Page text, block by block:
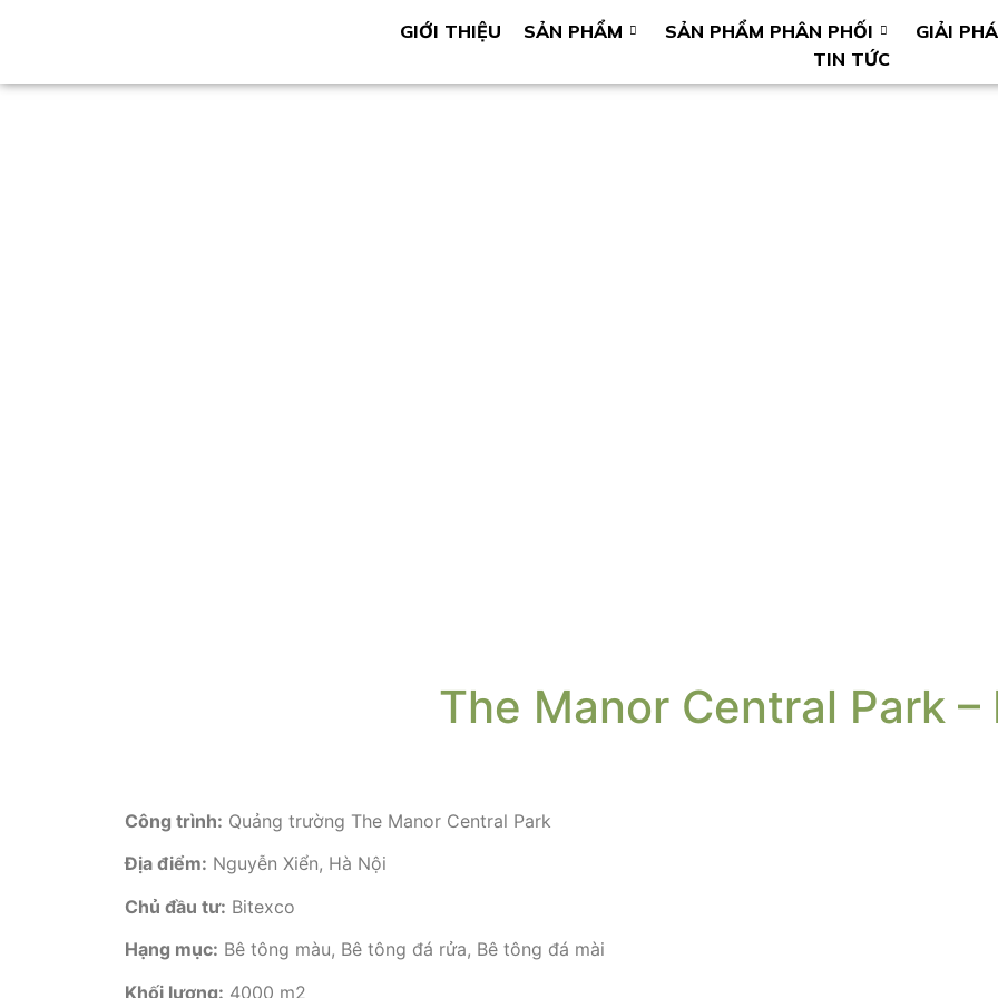
GIỚI THIỆU SẢN PHẨM SẢN PHẨM PHÂN PHỐI
GIẢI
TIN TỨC
The Manor Central Park –
Công trình: Quảng trường The Manor Central Park
Địa điểm: Nguyễn Xiển, Hà Nội
Chủ đầu tư: Bitexco
Hạng mục: Bê tông màu, Bê tông đá rửa, Bê tông đá mài
Khối lượng: 4000 m2